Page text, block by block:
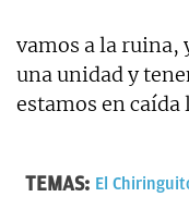
vamos a la ruina,
una unidad y
estamos en caída
TEMAS: El